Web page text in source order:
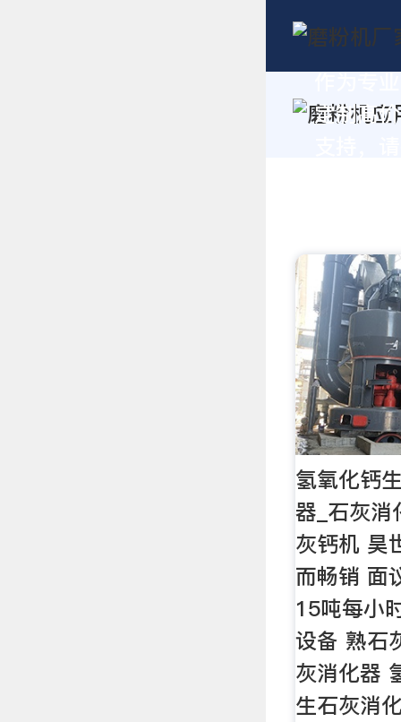
定制高
氢氧化钙
器_石灰
灰钙机 昊
而畅销 面
15吨每小
设备 熟石
灰消化器
生石灰消